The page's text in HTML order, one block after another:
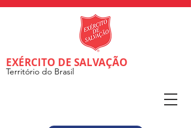
EXÉRCITO DE SALVAÇÃO
Território do Brasil